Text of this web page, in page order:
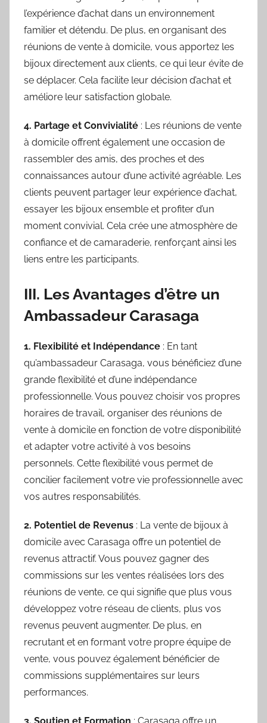
l’expérience d’achat dans un environnement
familier et détendu. De plus, en organisant des
réunions de vente à domicile, vous apportez les
bijoux directement aux clients, ce qui leur évite de
se déplacer. Cela facilite leur décision d’achat et
améliore leur satisfaction globale.
4. Partage et Convivialité : Les réunions de vente
à domicile offrent également une occasion de
rassembler des amis, des proches et des
connaissances autour d’une activité agréable. Les
clients peuvent partager leur expérience d’achat,
essayer les bijoux ensemble et profiter d’un
moment convivial. Cela crée une atmosphère de
confiance et de camaraderie, renforçant ainsi les
liens entre les participants.
III. Les Avantages d’être un
Ambassadeur Carasaga
1. Flexibilité et Indépendance : En tant
qu’ambassadeur Carasaga, vous bénéficiez d’une
grande flexibilité et d’une indépendance
professionnelle. Vous pouvez choisir vos propres
horaires de travail, organiser des réunions de
vente à domicile en fonction de votre disponibilité
et adapter votre activité à vos besoins
personnels. Cette flexibilité vous permet de
concilier facilement votre vie professionnelle avec
vos autres responsabilités.
2. Potentiel de Revenus : La vente de bijoux à
domicile avec Carasaga offre un potentiel de
revenus attractif. Vous pouvez gagner des
commissions sur les ventes réalisées lors des
réunions de vente, ce qui signifie que plus vous
développez votre réseau de clients, plus vos
revenus peuvent augmenter. De plus, en
recrutant et en formant votre propre équipe de
vente, vous pouvez également bénéficier de
commissions supplémentaires sur leurs
performances.